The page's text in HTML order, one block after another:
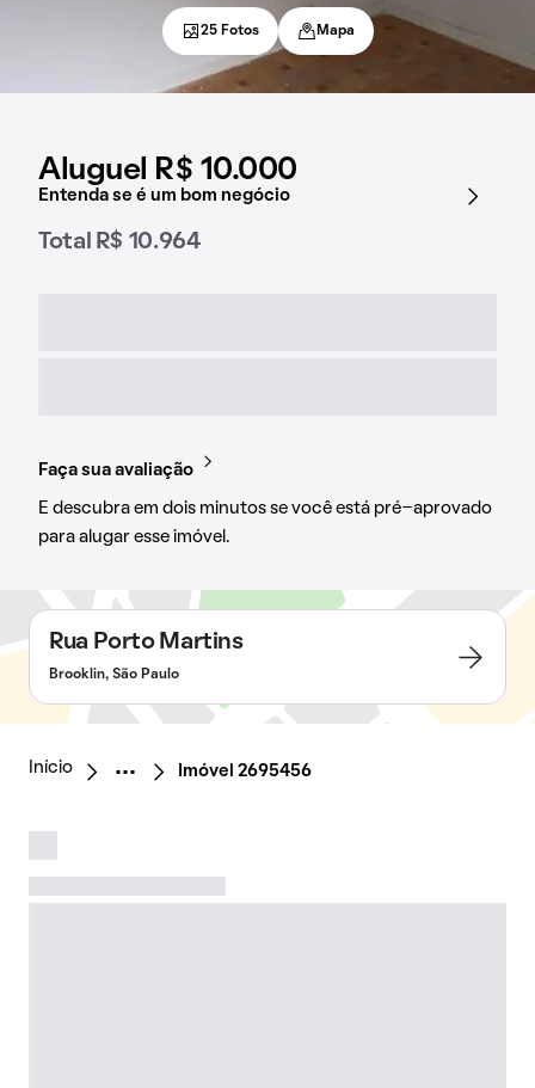
Aluguel R$ 10.000
Entenda se é um bom negócio
Total R$ 10.964
Faça sua avaliação
E descubra em dois minutos se você está pré-aprovado
para alugar esse imóvel.
25 Fotos Mapa
Rua Porto Martins
Brooklin, São Paulo
Início Imóvel 2695456